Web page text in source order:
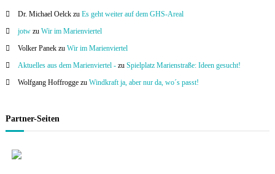
Dr. Michael Oelckzu Es geht weiter auf dem GHS-Areal
jotwzu Wir im Marienviertel
Volker Panekzu Wir im Marienviertel
Aktuelles aus dem Marienviertel -zu Spielplatz Marienstraße: Ideen gesucht!
Wolfgang Hoffroggezu Windkraft ja, aber nur da, wo´s passt!
Partner-Seiten